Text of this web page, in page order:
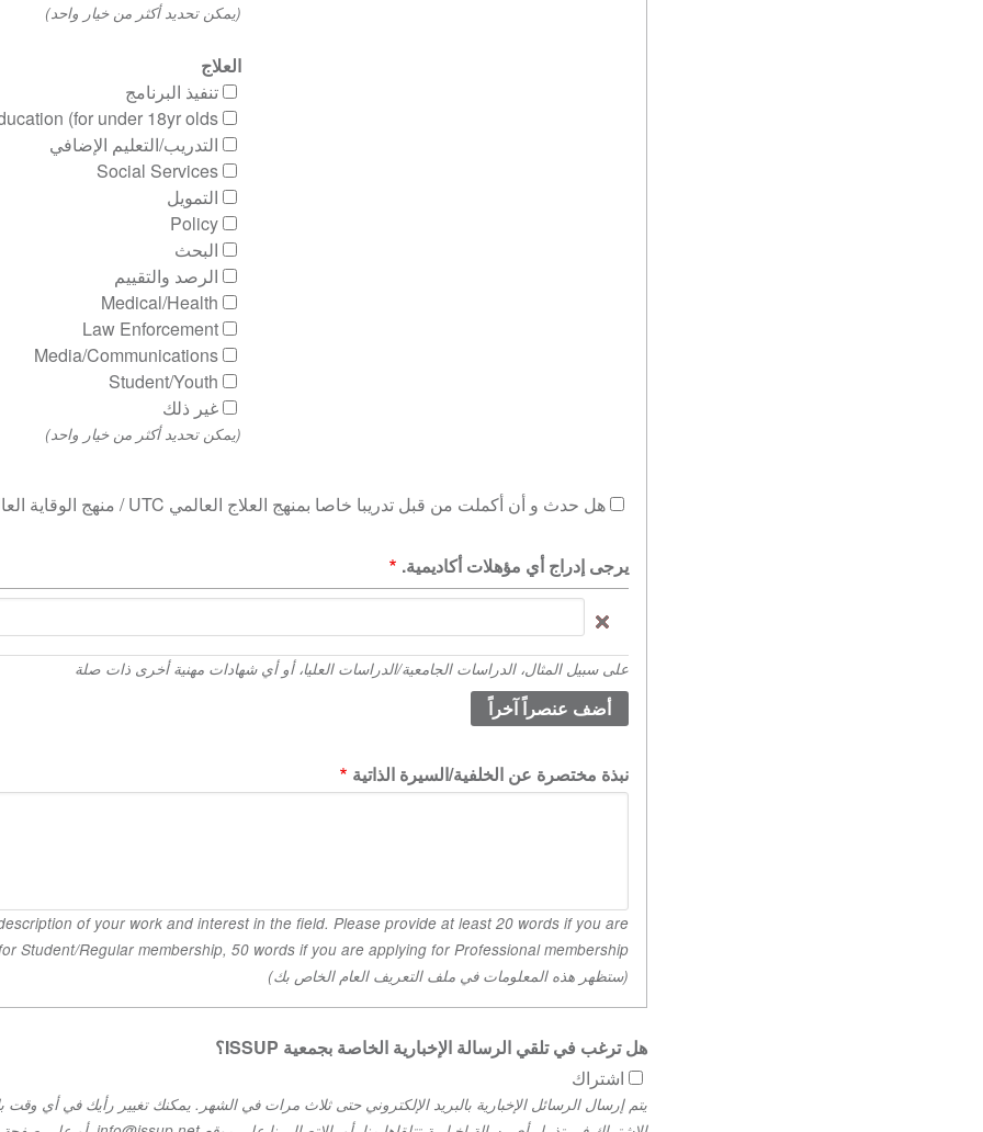
(يمكن تحديد أكثر من خيار واحد)
العلاج
تنفيذ البرنامج
(for under 18yr olds)
التدريب/التعليم الإضافي
Social Services
التمويل
Policy
البحث
الرصد والتقييم
Medical/Health
Law Enforcement
Media/Communications
Student/Youth
غير ذلك
(يمكن تحديد أكثر من خيار واحد)
هل حدث و أن أكملت من قبل تدريبا خاصا بمنهج العلاج العالمي UTC / منهج الوقاية العالمي UPC.
يرجى إدراج أي مؤهلات أكاديمية.
إدراج
أي
مؤهلات
أكاديمية.
1)
على سبيل المثال، الدراسات الجامعية/الدراسات العليا، أو أي شهادات مهنية أخرى ذات صلة
نبذة مختصرة عن الخلفية/السيرة الذاتية
work and interest in the field. Please provide at least 20 words if you are
applying for Student/Regular membership, 50 words if you are applying for Professional membership.
(ستظهر هذه المعلومات في ملف التعريف العام الخاص بك)
هل ترغب في تلقي الرسالة الإخبارية الخاصة بجمعية ISSUP؟
اشتراك
يتم إرسال الرسائل الإخبارية بالبريد الإلكتروني حتى ثلاث مرات في الشهر. يمكنك تغيير رأيك في أي وقت